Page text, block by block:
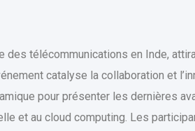
télécommunications en Inde,
catalyse la collaboration et
pour présenter les dernières
et au cloud computing. Les